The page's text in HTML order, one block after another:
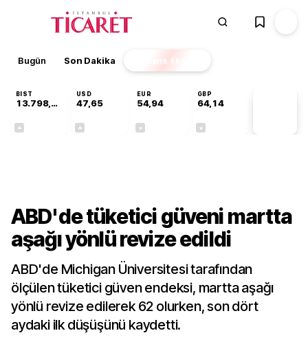
Bugün Son Dakika Finans EKSTRA
BIST
13.798,82
USD
47,65
EUR
54,94
GBP
64,14
ABD'de tüketici güveni martta
aşağı yönlü revize edildi
ABD'de Michigan Üniversitesi tarafından
ölçülen tüketici güven endeksi, martta aşağı
yönlü revize edilerek 62 olurken, son dört
aydaki ilk düşüşünü kaydetti.